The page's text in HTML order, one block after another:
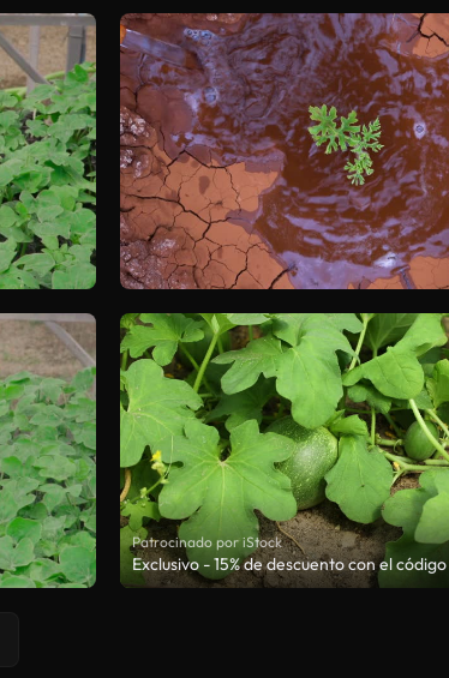
Patrocinado por iStock
Exclusivo - 15% de descuento con el código